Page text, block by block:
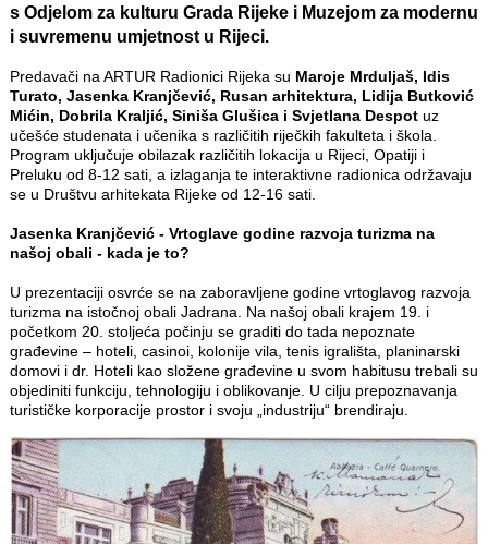
s Odjelom za kulturu Grada Rijeke i Muzejom za modernu
i suvremenu umjetnost u Rijeci.
Predavači na ARTUR Radionici Rijeka su Maroje Mrduljaš, Idis
Turato, Jasenka Kranjčević, Rusan arhitektura, Lidija Butković
Mićin, Dobrila Kraljić, Siniša Glušica i Svjetlana Despotuz
učešće studenata i učenika s različitih riječkih fakulteta i škola.
Program uključuje obilazak različitih lokacija u Rijeci, Opatiji i
Preluku od 8-12 sati, a izlaganja te interaktivne radionica održavaju
se u Društvu arhitekata Rijeke od 12-16 sati.
Jasenka Kranjčević - Vrtoglave godine razvoja turizma na
našoj obali - kada je to?
U prezentaciji osvrće se na zaboravljene godine vrtoglavog razvoja
turizma na istočnoj obali Jadrana. Na našoj obali krajem 19. i
početkom 20. stoljeća počinju se graditi do tada nepoznate
građevine – hoteli, casinoi, kolonije vila, tenis igrališta, planinarski
domovi i dr. Hoteli kao složene građevine u svom habitusu trebali su
objediniti funkciju, tehnologiju i oblikovanje. U cilju prepoznavanja
turističke korporacije prostor i svoju „industriju“ brendiraju.